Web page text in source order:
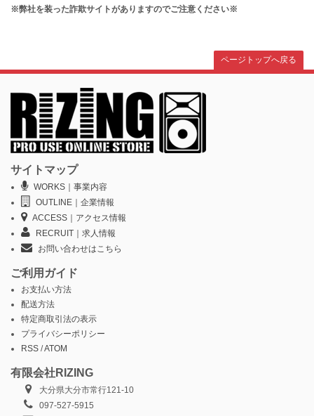
※弊社を装った詐欺サイトがありますのでご注意ください※
ページトップへ戻る
サイトマップ
WORKS｜事業内容
OUTLINE｜企業情報
ACCESS｜アクセス情報
RECRUIT｜求人情報
お問い合わせはこちら
ご利用ガイド
お支払い方法
配送方法
特定商取引法の表示
プライバシーポリシー
RSS /ATOM
有限会社RIZING
大分県大分市常行121-10
097-527-5915